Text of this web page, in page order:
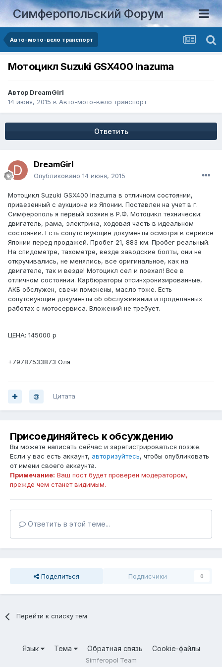
Симферопольский Форум
Авто-мото-вело транспорт
Мотоцикл Suzuki GSX400 Inazuma
Автор DreamGirl
14 июня, 2015 в Авто-мото-вело транспорт
Ответить
DreamGirl
Опубликовано 14 июня, 2015
Мотоцикл Suzuki GSX400 Inazuma в отличном состоянии,
привезенный с аукциона из Японии. Поставлен на учет в г.
Симферополь я первый хозяин в Р.Ф. Мотоцикл технически:
двигатель, рама, электрика, ходовая часть в идеальном
состоянии. Есть сопутствующие документы осмотра в сервисе
Японии перед продажей. Пробег 21, 883 км. Пробег реальный.
На спидометре, тахометре, везде заводские болты, они не
откручивались, не менялись, все оригинальное, как на
двигателе, так и везде! Мотоцикл сел и поехал! Все в
отличном состоянии. Карбюраторы отсинхронизированные,
АКБ обслужен, свечи поменены, масло тоже. Есть
сопутсвующие документы об обслуживании и проделанных
работах с мотосервиса. Вложений не требует.
ЦЕНА: 145000 р
+79787533873 Оля
Цитата
Присоединяйтесь к обсуждению
Вы можете написать сейчас и зарегистрироваться позже.
Если у вас есть аккаунт, авторизуйтесь, чтобы опубликовать
от имени своего аккаунта.
Примечание: Ваш пост будет проверен модератором,
прежде чем станет видимым.
Ответить в этой теме...
Поделиться Подписчики 0
Перейти к списку тем
Язык Тема Обратная связь Cookie-файлы
Simferopol Team